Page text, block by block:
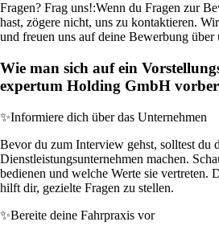
Fragen? Frag uns!:Wenn du Fragen zur
hast, zögere nicht, uns zu kontaktieren.
und freuen uns auf deine Bewerbung über
Wie man sich auf ein
expertum Holding GmbH
✨Informiere dich über das Unternehmen
Bevor du zum Interview gehst, solltest du
Dienstleistungsunternehmen machen.
bedienen und welche Werte sie vertreten.
hilft dir, gezielte Fragen zu stellen.
✨Bereite deine Fahrpraxis vor